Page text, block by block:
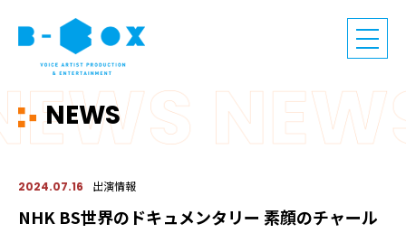
NEWS
2024.07.16 出演情報
NHK BS世界のドキュメンタリー 素顔のチャール